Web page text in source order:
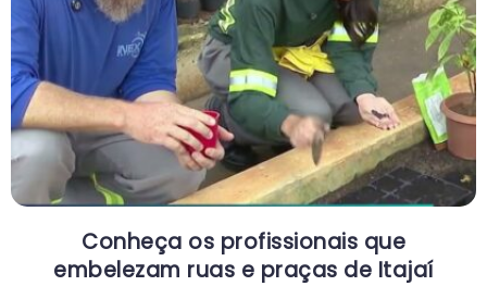
Conheça os profissionais que
embelezam ruas e praças de Itajaí